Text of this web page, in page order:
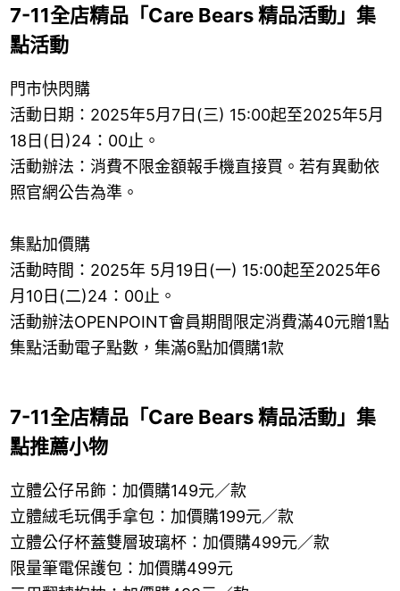
7-11全店精品「Care Bears 精品活動」集
點活動
門市快閃購
活動日期：2025年5月7日(三) 15:00起至2025年5月
18日(日)24：00止。
活動辦法：消費不限金額報手機直接買。若有異動依
照官網公告為準。
集點加價購
活動時間：2025年 5月19日(一) 15:00起至2025年6
月10日(二)24：00止。
活動辦法OPENPOINT會員期間限定消費滿40元贈1點
集點活動電子點數，集滿6點加價購1款
7-11全店精品「Care Bears 精品活動」集
點推薦小物
立體公仔吊飾：加價購149元／款
立體絨毛玩偶手拿包：加價購199元／款
立體公仔杯蓋雙層玻璃杯：加價購499元／款
限量筆電保護包：加價購499元